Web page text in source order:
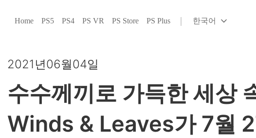
Home PS5 PS4 PS VR PS Store PS Plus
Select
Current
한국어
2021년06월04일
수수께끼로 가득한 세상
Winds & Leaves가 7월